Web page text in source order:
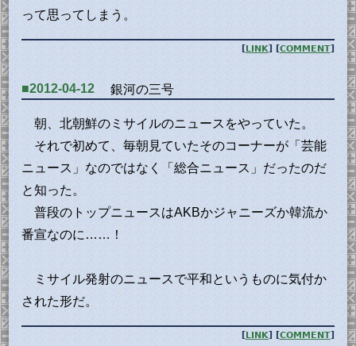
って思ってしまう。
[LINK ] [COMMENT]
■2012-04-12 銀河の三号
朝、北朝鮮のミサイルのニュースをやっていた。
それで初めて、毎朝見ていたそのコーナーが「芸能
ニュース」なのではなく「総合ニュース」だったのだ
と知った。
普段のトップニュースはAKBかジャニーズか韓流か
番宣なのに……！
ミサイル発射のニュースで平和というものに気付か
された形だ。
[LINK ] [COMMENT]